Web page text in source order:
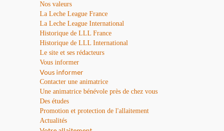
Nos valeurs
La Leche League France
La Leche League International
Historique de LLL France
Historique de LLL International
Le site et ses rédacteurs
Vous informer
Vous informer
Contacter une animatrice
Une animatrice bénévole près de chez vous
Des études
Promotion et protection de l'allaitement
Actualités